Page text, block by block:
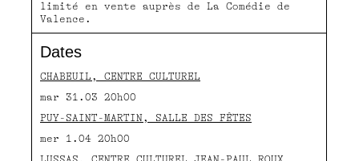
limité en vente auprès de La Comédie de
Valence.
Dates
CHABEUIL, CENTRE CULTUREL
mar 31.03 20h00
PUY-SAINT-MARTIN, SALLE DES FÊTES
mer 1.04 20h00